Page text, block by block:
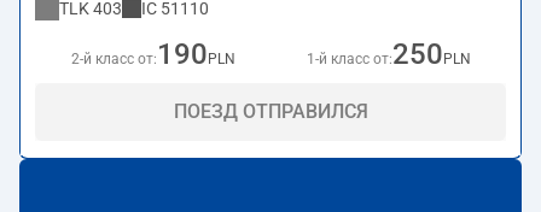
TLK 403 IC 51110
2-й класс от: 190 PLN 1-й класс от:250 PLN
ПОЕЗД ОТПРАВИЛСЯ